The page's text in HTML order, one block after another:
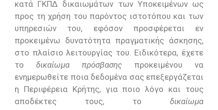
κατά ΓΚΠΔ δικαιωμάτων των Υποκειμένων ως
προς τη χρήση του παρόντος ιστοτόπου και των
υπηρεσιών του, εφόσον προσφέρεται εν
προκειμένω δυνατότητα πραγματικής άσκησης,
στο πλαίσιο λειτουργίας του. Ειδικότερα, έχετε
το δικαίωμα πρόσβασης προκειμένου να
ενημερωθείτε ποια δεδομένα σας επεξεργάζεται
η Περιφέρεια Κρήτης, για ποιο λόγο και τους
αποδέκτες τους, το δικαίωμα